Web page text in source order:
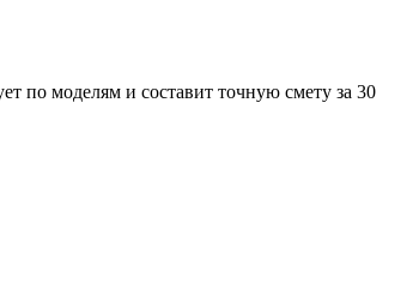
по моделям и составит точную смету за 30